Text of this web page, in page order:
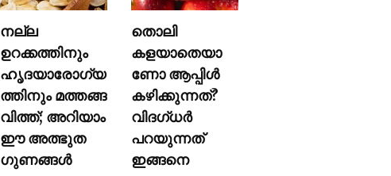
നല്ല
ഉറക്കത്തിനും
ഹൃദയാരോഗ്യ
ത്തിനും മത്തങ്ങ
വിത്ത്; അറിയാം
ഈ അത്ഭുത
ഗുണങ്ങള്‍
തൊലി
കളയാതെയാ
ണോ ആപ്പിള്‍
കഴിക്കുന്നത്?
വിദഗ്ധര്‍
പറയുന്നത്
ഇങ്ങനെ